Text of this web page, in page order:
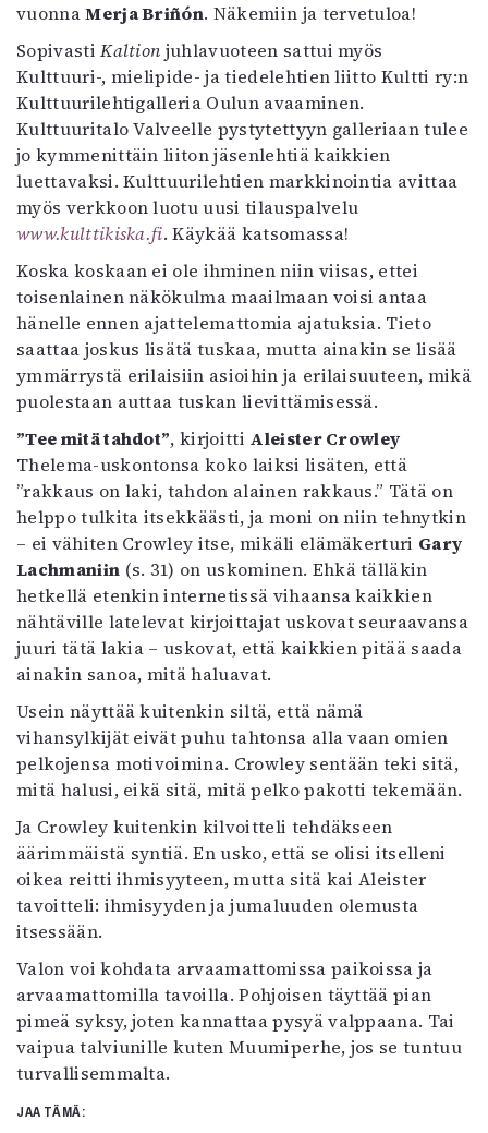
vuonnaMerja Briñón. Näkemiin ja tervetuloa!
SopivastiKaltion juhlavuoteen sattui myös
Kulttuuri-, mielipide- ja tiedelehtien liitto Kultti ry:n
Kulttuurilehtigalleria Oulun avaaminen.
Kulttuuritalo Valveelle pystytettyyn galleriaan tulee
jo kymmenittäin liiton jäsenlehtiä kaikkien
luettavaksi. Kulttuurilehtien markkinointia avittaa
myös verkkoon luotu uusi tilauspalvelu
www.kulttikiska.fi. Käykää katsomassa!
Koska koskaan ei ole ihminen niin viisas, ettei
toisenlainen näkökulma maailmaan voisi antaa
hänelle ennen ajattelemattomia ajatuksia. Tieto
saattaa joskus lisätä tuskaa, mutta ainakin se lisää
ymmärrystä erilaisiin asioihin ja erilaisuuteen, mikä
puolestaan auttaa tuskan lievittämisessä.
”Tee mitä tahdot”, kirjoitti Aleister Crowley
Thelema-uskontonsa koko laiksi lisäten, että
”rakkaus on laki, tahdon alainen rakkaus.” Tätä on
helppo tulkita itsekkäästi, ja moni on niin tehnytkin
– ei vähiten Crowley itse, mikäli elämäkerturi Gary
Lachmaniin (s. 31) on uskominen. Ehkä tälläkin
hetkellä etenkin internetissä vihaansa kaikkien
nähtäville latelevat kirjoittajat uskovat seuraavansa
juuri tätä lakia – uskovat, että kaikkien pitää saada
ainakin sanoa, mitä haluavat.
Usein näyttää kuitenkin siltä, että nämä
vihansylkijät eivät puhu tahtonsa alla vaan omien
pelkojensa motivoimina. Crowley sentään teki sitä,
mitä halusi, eikä sitä, mitä pelko pakotti tekemään.
Ja Crowley kuitenkin kilvoitteli tehdäkseen
äärimmäistä syntiä. En usko, että se olisi itselleni
oikea reitti ihmisyyteen, mutta sitä kai Aleister
tavoitteli: ihmisyyden ja jumaluuden olemusta
itsessään.
Valon voi kohdata arvaamattomissa paikoissa ja
arvaamattomilla tavoilla. Pohjoisen täyttää pian
pimeä syksy, joten kannattaa pysyä valppaana. Tai
vaipua talviunille kuten Muumiperhe, jos se tuntuu
turvallisemmalta.
JAA TÄMÄ: